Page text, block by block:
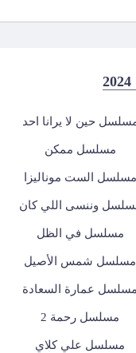
حين لا يرانا احد
مسلسل ممكن
مسلسل الست موناليزا
وننسى اللي كان
مسلسل في الظل
مسلسل شمس الأصيل
مسلسل عمارة السعادة
مسلسل رحمة 2
مسلسل علي كلاي